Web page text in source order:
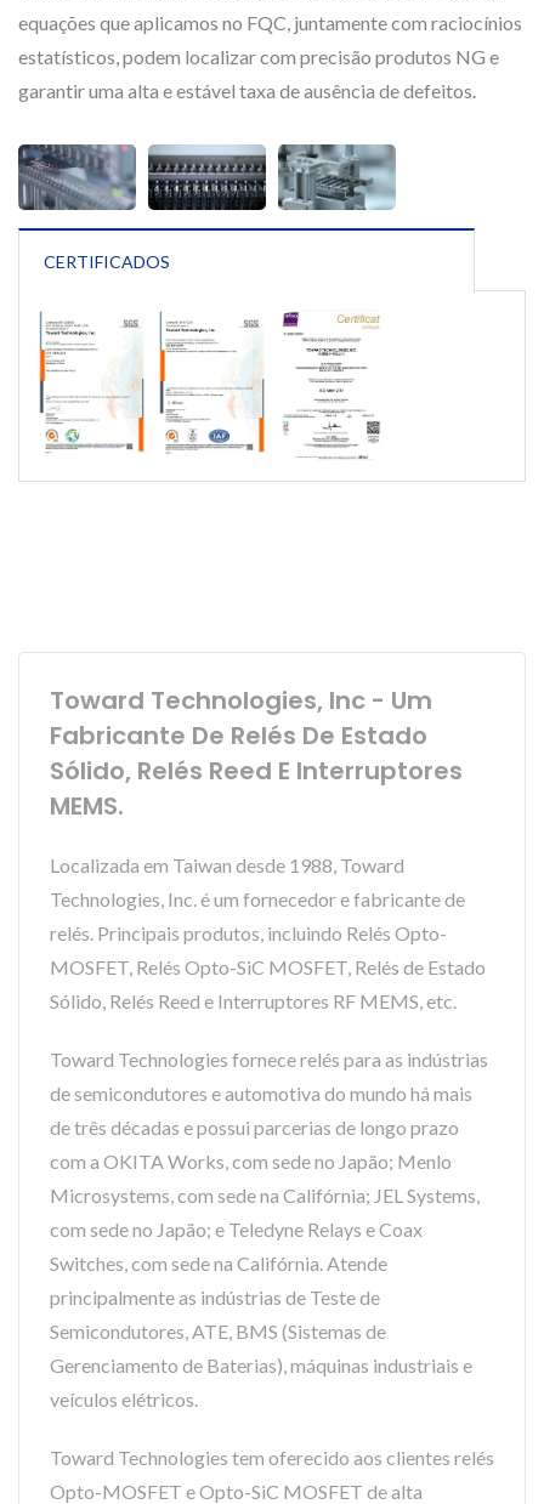
equações que aplicamos no FQC, juntamente com raciocínios
estatísticos, podem localizar com precisão produtos NG e
garantir uma alta e estável taxa de ausência de defeitos.
CERTIFICADOS
Toward Technologies, Inc - Um
Fabricante De Relés De Estado
Sólido, Relés Reed E Interruptores
MEMS.
Localizada em Taiwan desde 1988, Toward
Technologies, Inc. é um fornecedor e fabricante de
relés. Principais produtos, incluindo Relés Opto-
MOSFET, Relés Opto-SiC MOSFET, Relés de Estado
Sólido, Relés Reed e Interruptores RF MEMS, etc.
Toward Technologies fornece relés para as indústrias
de semicondutores e automotiva do mundo há mais
de três décadas e possui parcerias de longo prazo
com a OKITA Works, com sede no Japão; Menlo
Microsystems, com sede na Califórnia; JEL Systems,
com sede no Japão; e Teledyne Relays e Coax
Switches, com sede na Califórnia. Atende
principalmente as indústrias de Teste de
Semicondutores, ATE, BMS (Sistemas de
Gerenciamento de Baterias), máquinas industriais e
veículos elétricos.
Toward Technologies tem oferecido aos clientes relés
Opto-MOSFET e Opto-SiC MOSFET de alta